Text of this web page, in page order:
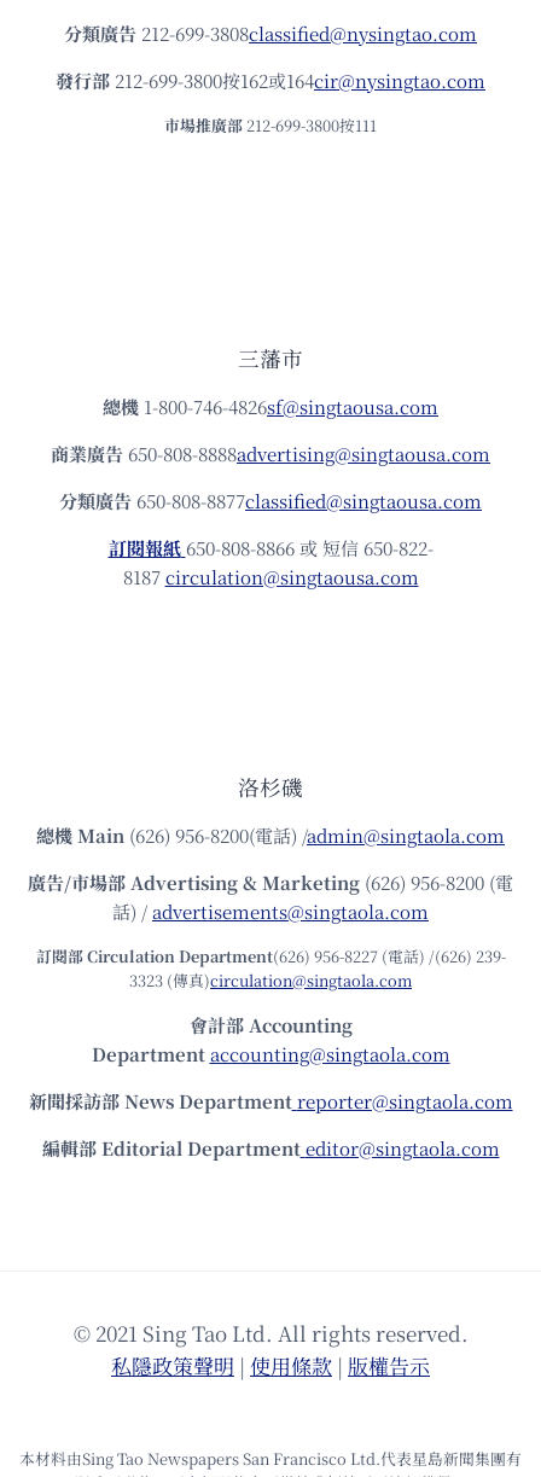
分類廣告 212-699-3808classified@nysingtao.com
發⾏部 212-699-3800按162或164cir@nysingtao.com
市場推廣部 212-699-3800按111
三藩市
總機 1-800-746-4826sf@singtaousa.com
商業廣告 650-808-8888advertising@singtaousa.com
分類廣告 650-808-8877classified@singtaousa.com
訂閱報紙 650-808-8866 或 短信 650-822-
8187circulation@singtaousa.com
洛杉磯
總機Main (626) 956-8200(電話) /admin@singtaola.com
廣告/市場部Advertising & Marketing (626) 956-8200 (電
話) /advertisements@singtaola.com
訂閱部 Circulation Department(626) 956-8227 (電話) /(626) 239-
3323 (傳真)circulation@singtaola.com
會計部 Accounting
Department accounting@singtaola.com
新聞採訪部 News Department reporter@singtaola.com
編輯部 Editorial Department editor@singtaola.com
© 2021 Sing Tao Ltd. All rights reserved.
私隱政策聲明 | 使⽤條款 | 版權告⽰
本材料由Sing Tao Newspapers San Francisco Ltd.代表星島新聞集團有